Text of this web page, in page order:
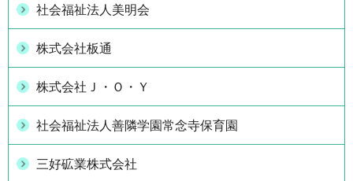
社会福祉法人美明会
株式会社板通
株式会社Ｊ・Ｏ・Ｙ
社会福祉法人善隣学園常念寺保育園
三好砿業株式会社